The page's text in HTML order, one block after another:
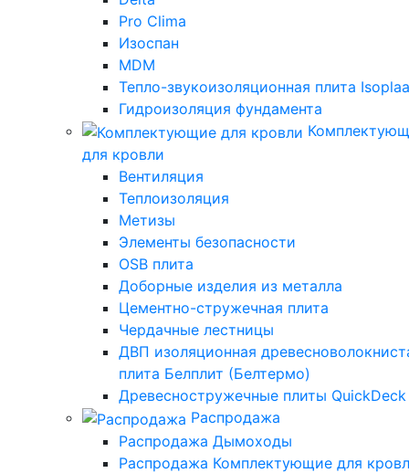
Pro Clima
Изоспан
MDM
Тепло-звукоизоляционная плита
Гидроизоляция фундамента
для кровли
Вентиляция
Теплоизоляция
Метизы
Элементы безопасности
OSB плита
Доборные изделия из металла
Цементно-стружечная плита
Чердачные лестницы
ДВП изоляционная
плита Белплит (Белтермо)
Древесностружечные плиты QuickDeck
Распродажа
Распродажа Дымоходы
Распродажа Комплектующие для